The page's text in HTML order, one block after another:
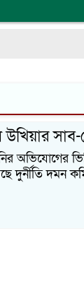
সাব-
অভিযোগের
দুর্নীতি দমন